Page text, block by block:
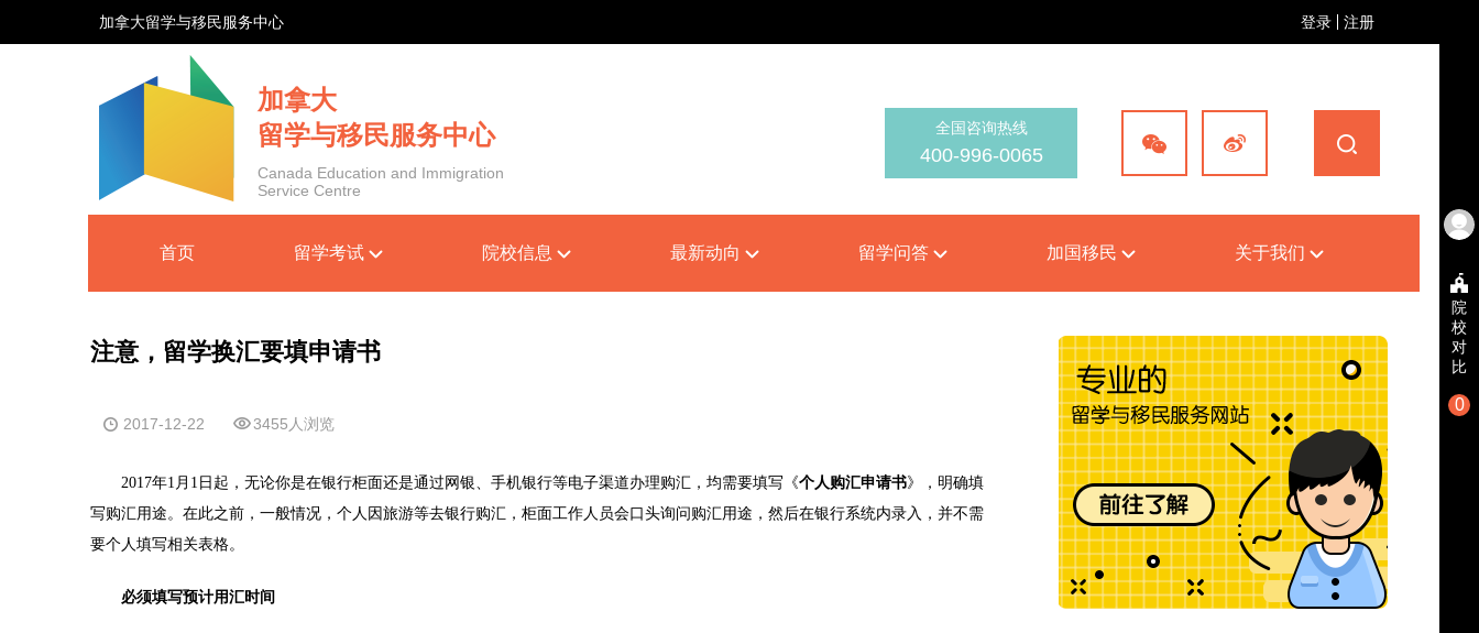
加拿大留学与移民服务中心 注册
登录
加拿大
留学与移民服务中心
Canada Education and Immigration
Service Centre
全国咨询热线
400-996-0065
首页 留学考试 院校信息 最新动向 留学问答 加国移民 关于我们
注意，留学换汇要填申请书
2017-12-22 3455人浏览
2017年1月1日起，无论你是在银行柜面还是通过网银、手机银行等电子渠道办理购汇，均需要填写《个人购汇申请书》，明确填
写购汇用途。在此之前，一般情况，个人因旅游等去银行购汇，柜面工作人员会口头询问购汇用途，然后在银行系统内录入，并不需
要个人填写相关表格。
必须填写预计用汇时间
院
校
对
比
0